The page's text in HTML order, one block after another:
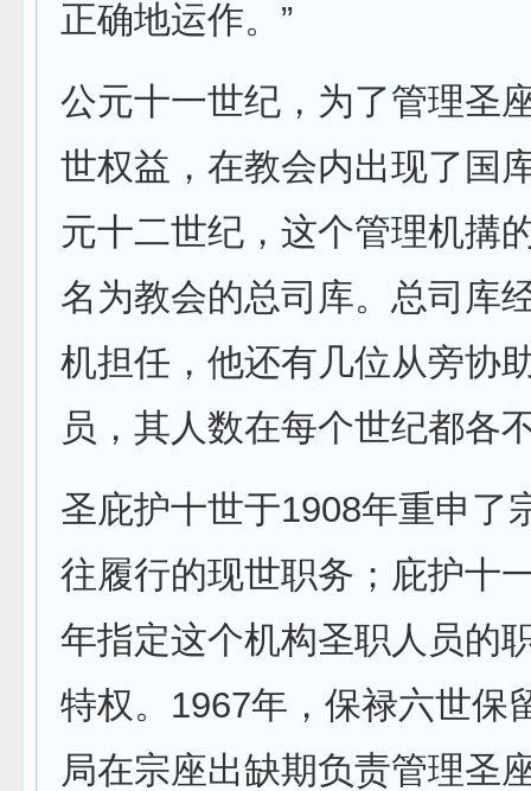
正确地运作。”
公元十一世纪，为了管理圣
世权益，在教会内出现了国
元十二世纪，这个管理机搆
名为教会的总司库。总司库
机担任，他还有几位从旁协
员，其人数在每个世纪都各
圣庇护十世于1908年重申了
往履行的现世职务；庇护十
年指定这个机构圣职人员的
特权。1967年，保禄六世保
局在宗座出缺期负责管理圣